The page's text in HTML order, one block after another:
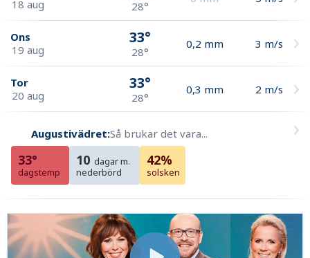
18 aug
28°
Ons
19 aug
33°
28°
0,2 mm 3 m/s
Tor
20 aug
33°
28°
0,3 mm 2 m/s
Augustivädret:Så brukar det vara...
33°
dagstemp
10 dagar m.
nederbörd
42%
solsken